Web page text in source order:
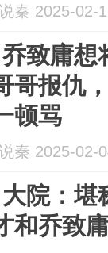
秦 2025-02-
乔致庸想
哥报仇
顿骂
秦 2025-02-
大院：堪
和乔致